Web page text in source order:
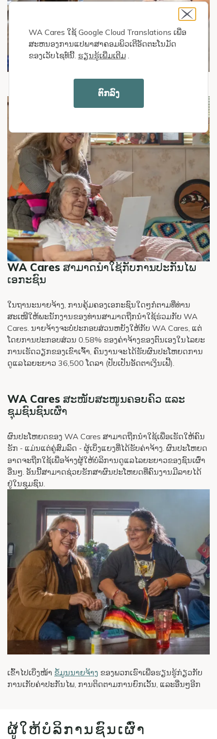
WA Cares ສາມາດນຳໃຊ້ກັບການປະກັນໄພ
ເອກະຊົນ
ໃນຖານະນາຍຈ້າງ, ການຄຸ້ມຄອງເອກະຊົນໃດໆກໍຕາມທີ່ທ່ານ
ສະເໜີໃຫ້ພະນັກງານຂອງທ່ານສາມາດຖືກນຳໃຊ້ຮ່ວມກັບ WA
Cares. ນາຍຈ້າງຈະບໍ່ປະກອບສ່ວນຫຍັງໃຫ້ກັບ WA Cares, ແຕ່
ໂດຍການປະກອບສ່ວນ 0.58% ຂອງຄ່າຈ້າງຂອງຕົນເອງໃນໄລຍະ
ການເຮັດວຽກຂອງເຂົາເຈົ້າ, ຄົນງານຈະໄດ້ຮັບຜົນປະໂຫຍດການ
ດູແລໄລຍະຍາວ 36,500 ໂດລາ (ປັບເປັນອັດຕາເງິນເຟີ້).
WA Cares ສະໜັບສະໜູນຄອບຄົວ ແລະ
ຊຸມຊົນຊົນເຜົ່າ
ຜົນປະໂຫຍດຂອງ WA Cares ສາມາດຖືກນໍາໃຊ້ເພື່ອເຮັດໃຫ້ຄົນ
ຮັກ - ແມ່ນແຕ່ຄູ່ສົມລົດ - ຜູ້ເບິ່ງແຍງທີ່ໄດ້ຮັບຄ່າຈ້າງ. ຜົນປະໂຫຍດ
ອາດຈະຖືກໃຊ້ເພື່ອຈ້າງຜູ້ໃຫ້ບໍລິການດູແລໄລຍະຍາວຂອງຊົນເຜົ່າ
ອື່ນໆ. ອັນນີ້ສາມາດຊ່ວຍຮັກສາຜົນປະໂຫຍດທີ່ຄົນງານມີລາຍໄດ້
ຢູ່ໃນຊຸມຊົນ.
ເຂົ້າໄປເບິ່ງໜ້າ ຂໍ້ມູນນາຍຈ້າງ ຂອງພວກເຮົາເພື່ອຮຽນຮູ້ກ່ຽວກັບ
ການເກັບຄ່າປະກັນໄພ, ການຕິດຕາມການຍົກເວັ້ນ, ແລະອື່ນໆອີກ
ຜູ້ໃຫ້ບໍລິການຊົນເຜົ່າ
WA Cares ໃຊ້ Google Cloud Translations ເພື່ອ
ສະຫນອງການແປພາສາຄອມພິວເຕີອັດຕະໂນມັດ
ຂອງເວັບໄຊທ໌ນີ້. ຮຽນ​ຮູ້​ເພີ່ມ​ເຕີມ​.
ຕົກລົງ